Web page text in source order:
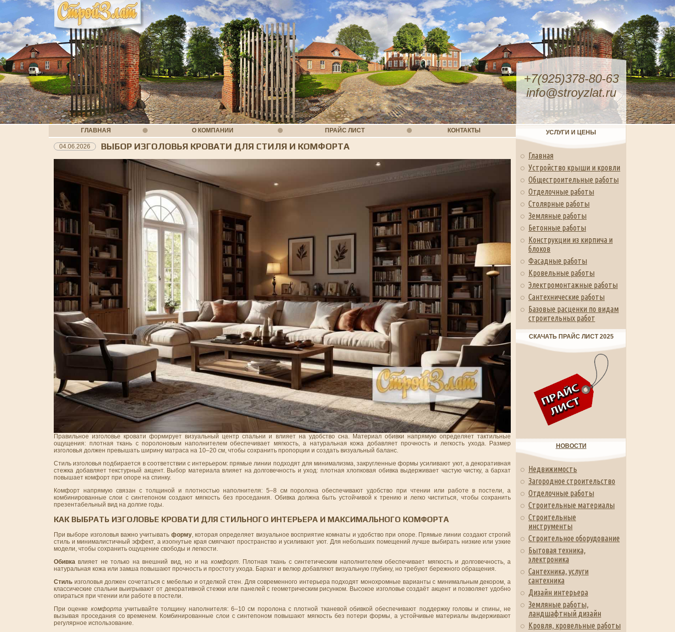
+7(925)378-80-63
info@stroyzlat.ru
ГЛАВНАЯ О КОМПАНИИ ПРАЙС ЛИСТ КОНТАКТЫ
04.06.2026 ВЫБОР ИЗГОЛОВЬЯ КРОВАТИ ДЛЯ СТИЛЯ И КОМФОРТА
Правильное изголовье кровати формирует визуальный центр спальни и влияет на удобство сна. Материал обивки напрямую определяет тактильные
ощущения: плотная ткань с поролоновым наполнителем обеспечивает мягкость, а натуральная кожа добавляет прочность и легкость ухода. Размер
изголовья должен превышать ширину матраса на 10–20 см, чтобы сохранить пропорции и создать визуальный баланс.
Стиль изголовья подбирается в соответствии с интерьером: прямые линии подходят для минимализма, закругленные формы усиливают уют, а декоративная
стежка добавляет текстурный акцент. Выбор материала влияет на долговечность и уход: плотная хлопковая обивка выдерживает частую чистку, а бархат
повышает комфорт при опоре на спинку.
Комфорт напрямую связан с толщиной и плотностью наполнителя: 5–8 см поролона обеспечивают удобство при чтении или работе в постели, а
комбинированные слои с синтепоном создают мягкость без проседания. Обивка должна быть устойчивой к трению и легко чиститься, чтобы сохранить
презентабельный вид на долгие годы.
КАК ВЫБРАТЬ ИЗГОЛОВЬЕ КРОВАТИ ДЛЯ СТИЛЬНОГО ИНТЕРЬЕРА И МАКСИМАЛЬНОГО КОМФОРТА
При выборе изголовья важно учитывать форму, которая определяет визуальное восприятие комнаты и удобство при опоре. Прямые линии создают строгий
стиль и минималистичный эффект, а изогнутые края смягчают пространство и усиливают уют. Для небольших помещений лучше выбирать низкие или узкие
модели, чтобы сохранить ощущение свободы и легкости.
Обивка влияет не только на внешний вид, но и на комфорт. Плотная ткань с синтетическим наполнителем обеспечивает мягкость и долговечность, а
натуральная кожа или замша повышают прочность и простоту ухода. Бархат и велюр добавляют визуальную глубину, но требуют бережного обращения.
Стиль изголовья должен сочетаться с мебелью и отделкой стен. Для современного интерьера подходят монохромные варианты с минимальным декором, а
классические спальни выигрывают от декоративной стежки или панелей с геометрическим рисунком. Высокое изголовье создаёт акцент и позволяет удобно
опираться при чтении или работе в постели.
При оценке комфорта учитывайте толщину наполнителя: 6–10 см поролона с плотной тканевой обивкой обеспечивают поддержку головы и спины, не
вызывая проседания со временем. Комбинированные слои с синтепоном повышают мягкость без потери формы, а устойчивые материалы выдерживают
регулярное использование.
УСЛУГИ И ЦЕНЫ
Главная
Устройство крыши и кровли
Общестроительные работы
Отделочные работы
Столярные работы
Земляные работы
Бетонные работы
Конструкции из кирпича и
блоков
Фасадные работы
Кровельные работы
Электромонтажные работы
Сантехнические работы
Базовые расценки по видам
строительных работ
СКАЧАТЬ ПРАЙС ЛИСТ 2025
НОВОСТИ
Недвижимость
Загородное строительство
Отделочные работы
Строительные материалы
Строительные
инструменты
Строительное оборудование
Бытовая техника,
электроника
Сантехника, услуги
сантехника
Дизайн интерьера
Земляные работы,
ландшафтный дизайн
Кровля, кровельные работы